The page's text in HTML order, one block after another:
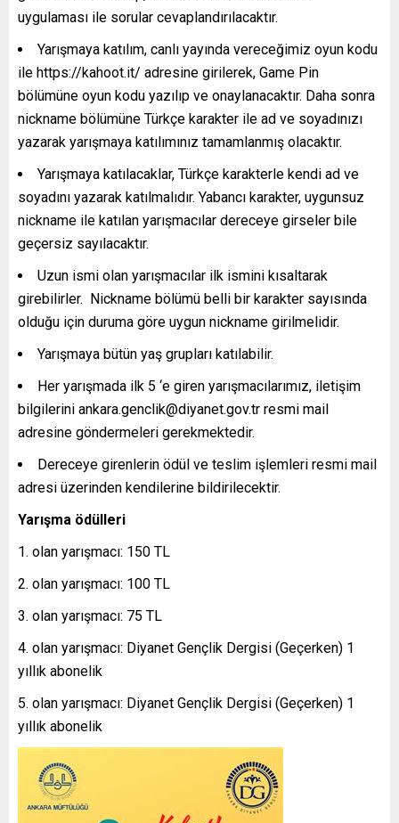
uygulaması ile sorular cevaplandırılacaktır.
Yarışmaya katılım, canlı yayında vereceğimiz oyun kodu
ile https://kahoot.it/ adresine girilerek, Game Pin
bölümüne oyun kodu yazılıp ve onaylanacaktır. Daha sonra
nickname bölümüne Türkçe karakter ile ad ve soyadınızı
yazarak yarışmaya katılımınız tamamlanmış olacaktır.
Yarışmaya katılacaklar, Türkçe karakterle kendi ad ve
soyadını yazarak katılmalıdır. Yabancı karakter, uygunsuz
nickname ile katılan yarışmacılar dereceye girseler bile
geçersiz sayılacaktır.
Uzun ismi olan yarışmacılar ilk ismini kısaltarak
girebilirler. Nickname bölümü belli bir karakter sayısında
olduğu için duruma göre uygun nickname girilmelidir.
Yarışmaya bütün yaş grupları katılabilir.
Her yarışmada ilk 5 ‘e giren yarışmacılarımız, iletişim
bilgilerini ankara.genclik@diyanet.gov.tr resmi mail
adresine göndermeleri gerekmektedir.
Dereceye girenlerin ödül ve teslim işlemleri resmi mail
adresi üzerinden kendilerine bildirilecektir.
Yarışma ödülleri
olan yarışmacı: 150 TL
olan yarışmacı: 100 TL
olan yarışmacı: 75 TL
olan yarışmacı: Diyanet Gençlik Dergisi (Geçerken) 1
yıllık abonelik
olan yarışmacı: Diyanet Gençlik Dergisi (Geçerken) 1
yıllık abonelik